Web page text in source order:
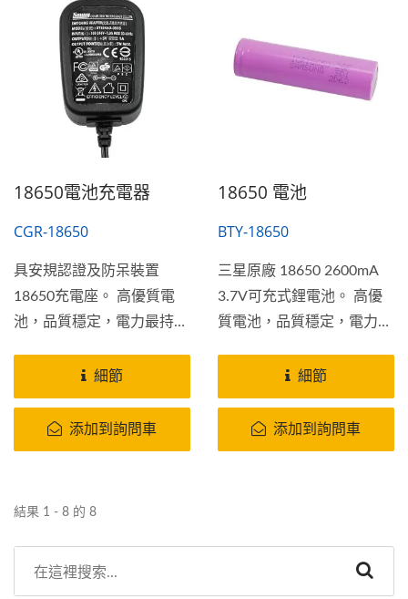
磨不怕摔。 內附汽車散熱
片設計，善熱效果超好，可
在陸地上使用。
18650電池充電器
CGR-18650
具安規認證及防呆裝置
18650充電座。 高優質電
池，品質穩定，電力最持
細節
添加到詢問車
18650 電池
BTY-18650
三星原廠 18650 2600mA
3.7V可充式鋰電池。 高優
質電池，品質穩定，電力最
細節
添加到詢問車
結果 1 - 8 的 8